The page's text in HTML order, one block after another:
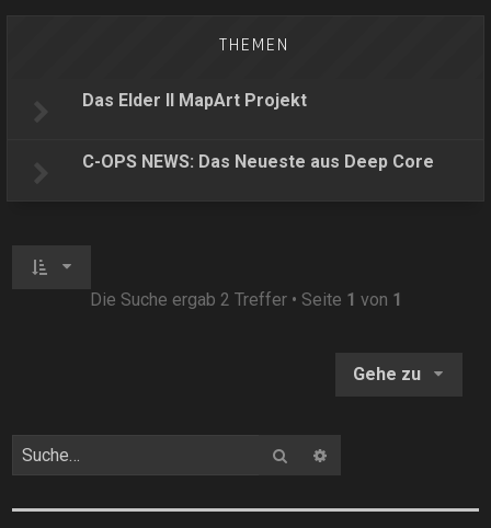
THEMEN
Das Elder II MapArt Projekt
C-OPS NEWS: Das Neueste aus Deep Core
Die Suche ergab 2 Treffer • Seite 1 von 1
Gehe zu
Suche